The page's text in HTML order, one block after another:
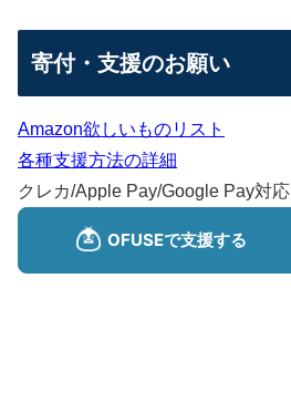
寄付・支援のお願い
Amazon欲しいものリスト
各種支援方法の詳細
クレカ/Apple Pay/Google Pay対応